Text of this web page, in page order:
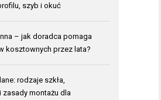
szyb i okuć
– jak doradca pomaga
kosztownych przez lata?
rodzaje szkła,
montażu dla